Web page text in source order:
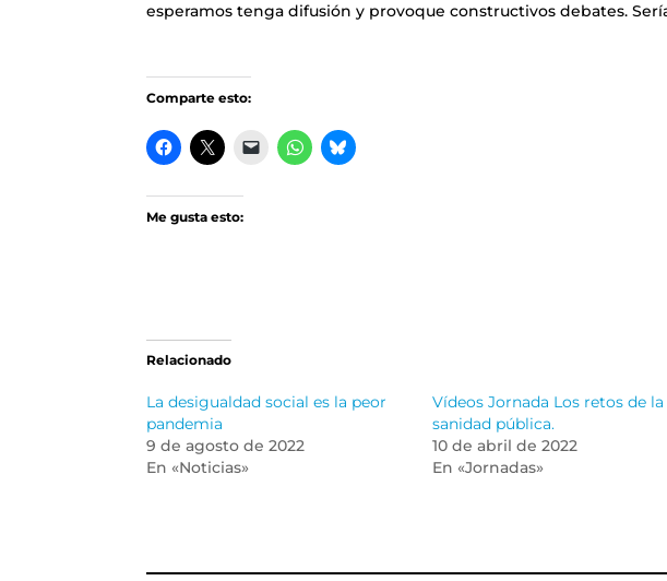
esperamos tenga difusión y provoque constructivos debates.
Comparte esto:
Me gusta esto:
Relacionado
La desigualdad social es la peor
pandemia
9 de agosto de 2022
En «Noticias»
Vídeos Jornada Los retos de la
sanidad pública.
10 de abril de 2022
En «Jornadas»